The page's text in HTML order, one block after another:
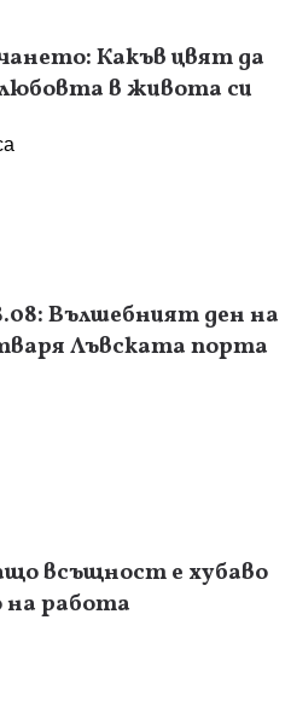
Какъв цвят да
в живота си
Вълшебният ден на
Лъвската порта
всъщност е хубаво
на работа